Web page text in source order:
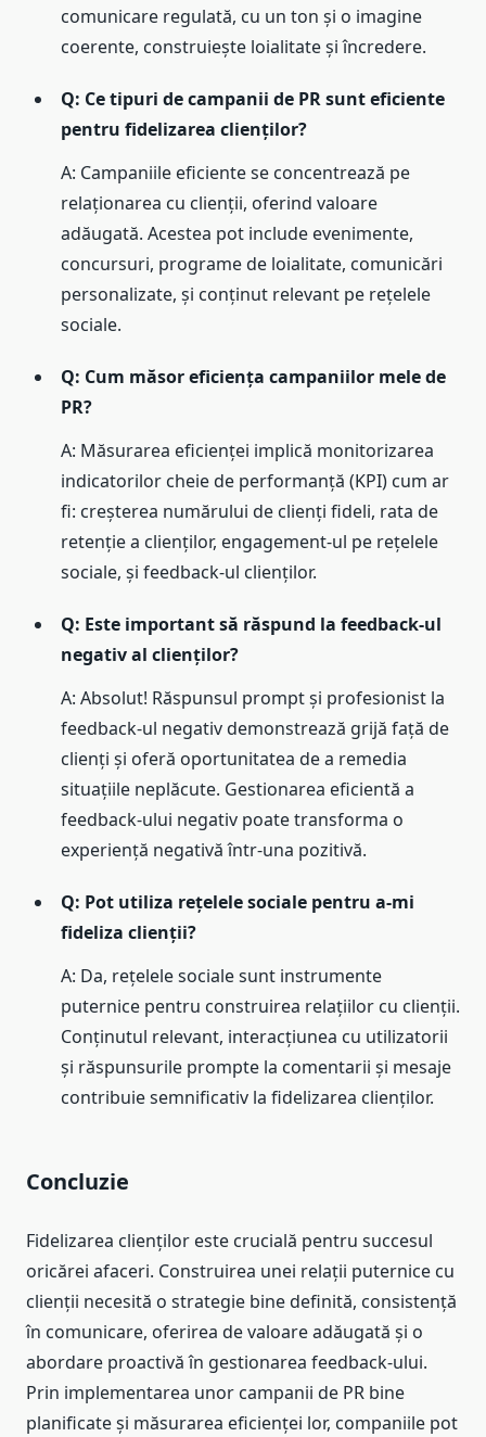
comunicare regulată, cu un ton și o imagine
coerente, construiește loialitate și încredere.
Q: Ce tipuri de campanii de PR sunt eficiente
pentru fidelizarea clienților?
A: Campaniile eficiente se concentrează pe
relaționarea cu clienții, oferind valoare
adăugată. Acestea pot include evenimente,
concursuri, programe de loialitate, comunicări
personalizate, și conținut relevant pe rețelele
sociale.
Q: Cum măsor eficiența campaniilor mele de
PR?
A: Măsurarea eficienței implică monitorizarea
indicatorilor cheie de performanță (KPI) cum ar
fi: creșterea numărului de clienți fideli, rata de
retenție a clienților, engagement-ul pe rețelele
sociale, și feedback-ul clienților.
Q: Este important să răspund la feedback-ul
negativ al clienților?
A: Absolut! Răspunsul prompt și profesionist la
feedback-ul negativ demonstrează grijă față de
clienți și oferă oportunitatea de a remedia
situațiile neplăcute. Gestionarea eficientă a
feedback-ului negativ poate transforma o
experiență negativă într-una pozitivă.
Q: Pot utiliza rețelele sociale pentru a-mi
fideliza clienții?
A: Da, rețelele sociale sunt instrumente
puternice pentru construirea relațiilor cu clienții.
Conținutul relevant, interacțiunea cu utilizatorii
și răspunsurile prompte la comentarii și mesaje
contribuie semnificativ la fidelizarea clienților.
Concluzie
Fidelizarea clienților este crucială pentru succesul
oricărei afaceri. Construirea unei relații puternice cu
clienții necesită o strategie bine definită, consistență
în comunicare, oferirea de valoare adăugată și o
abordare proactivă în gestionarea feedback-ului.
Prin implementarea unor campanii de PR bine
planificate și măsurarea eficienței lor, companiile pot